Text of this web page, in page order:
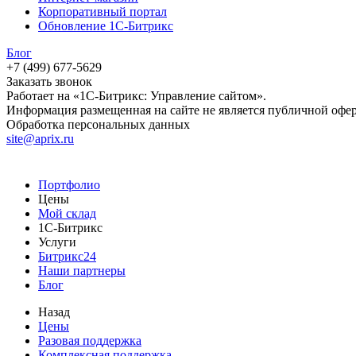
Корпоративный портал
Обновление 1С-Битрикс
Блог
+7 (499) 677-5629
Заказать звонок
Работает на «1С-Битрикс: Управление сайтом».
Информация размещенная на сайте не является публичной
Обработка персональных данных
site@aprix.ru
Портфолио
Цены
Мой склад
1С-Битрикс
Услуги
Битрикс24
Наши партнеры
Блог
Назад
Цены
Разовая поддержка